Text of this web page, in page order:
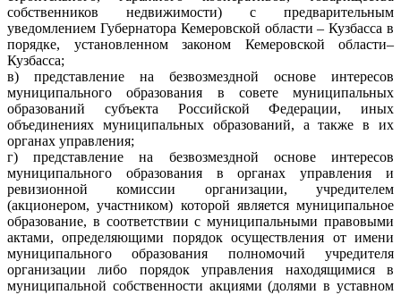
собственников недвижимости) с предварительным
уведомлением Губернатора Кемеровской области – Кузбасса в
порядке, установленном законом Кемеровской области–
Кузбасса;
в) представление на безвозмездной основе интересов
муниципального образования в совете муниципальных
образований субъекта Российской Федерации, иных
объединениях муниципальных образований, а также в их
органах управления;
г) представление на безвозмездной основе интересов
муниципального образования в органах управления и
ревизионной комиссии организации, учредителем
(акционером, участником) которой является муниципальное
образование, в соответствии с муниципальными правовыми
актами, определяющими порядок осуществления от имени
муниципального образования полномочий учредителя
организации либо порядок управления находящимися в
муниципальной собственности акциями (долями в уставном